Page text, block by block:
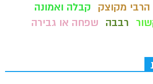
הרבי מקוצק
קבלה ואמונה
רבבה שפחה או גבירה